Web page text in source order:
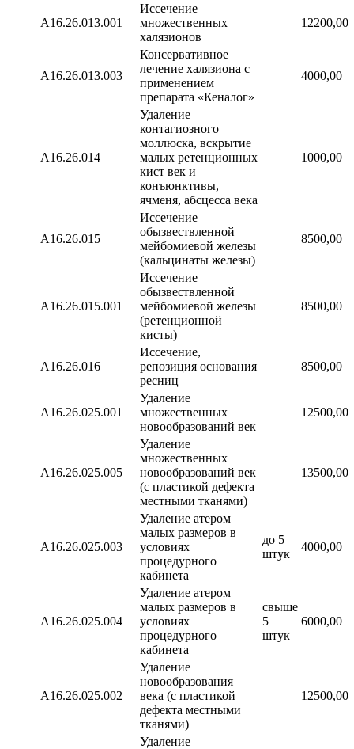
А16.26.013.001
Иссечение
множественных
халязионов
12200,00
А16.26.013.003
Консервативное
лечение халязиона с
применением
препарата «Кеналог»
4000,00
А16.26.014
Удаление
контагиозного
моллюска, вскрытие
малых ретенционных
кист век и
конъюнктивы,
ячменя, абсцесса века
1000,00
А16.26.015
Иссечение
обызвествленной
мейбомиевой железы
(кальцинаты железы)
8500,00
А16.26.015.001
Иссечение
обызвествленной
мейбомиевой железы
(ретенционной
кисты)
8500,00
А16.26.016
Иссечение,
репозиция основания
ресниц
8500,00
А16.26.025.001
Удаление
множественных
новообразований век
12500,00
А16.26.025.005
Удаление
множественных
новообразований век
(с пластикой дефекта
местными тканями)
13500,00
А16.26.025.003
Удаление атером
малых размеров в
условиях
процедурного
кабинета
до 5
штук
4000,00
А16.26.025.004
Удаление атером
малых размеров в
условиях
процедурного
кабинета
свыше
5
штук
6000,00
А16.26.025.002
Удаление
новообразования
века (с пластикой
дефекта местными
тканями)
12500,00
Удаление